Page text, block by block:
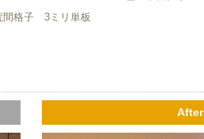
間格子 3ミリ単板
After